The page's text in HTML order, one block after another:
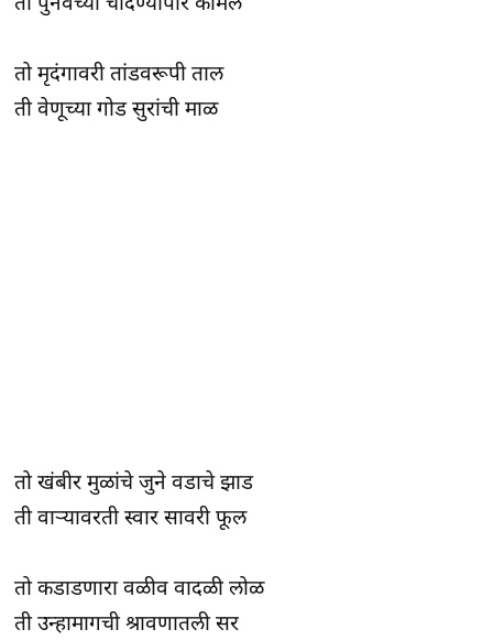
तो मृदंगावरी तांडवरूपी ताल
ती वेणूच्या गोड सुरांची माळ
तो खंबीर मुळांचे जुने वडाचे झाड
ती वाऱ्यावरती स्वार सावरी फूल
तो कडाडणारा वळीव वादळी लोळ
ती उन्हामागची श्रावणातली सर